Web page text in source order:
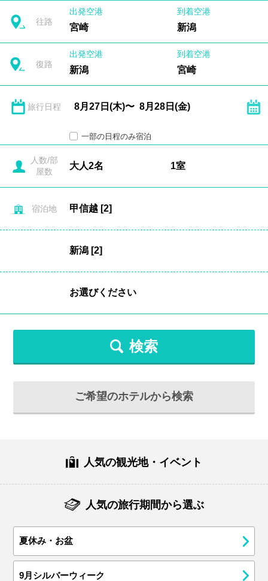
往路
出発空港
宮崎
到着空港
新潟
復路
出発空港
新潟
到着空港
宮崎
旅行日程
一部の日程のみ宿泊
人数/部
屋数
宿泊地
検索
ご希望のホテルから検索
人気の観光地・イベント
人気の旅行期間から選ぶ
夏休み・お盆
9月シルバーウィーク